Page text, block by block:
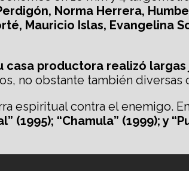
Norma Herrera,
Mauricio Islas, Evangelina
casa productora realizó
no obstante también
espiritual contra el enemigo.
“Chamula” (1999); y